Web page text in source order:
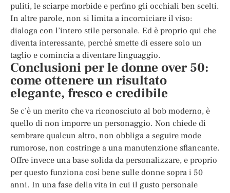
puliti, le sciarpe morbide e perfino gli occhiali ben scelti.
In altre parole, non si limita a incorniciare il viso:
dialoga con l’intero stile personale. Ed è proprio qui che
diventa interessante, perché smette di essere solo un
taglio e comincia a diventare linguaggio.
Conclusioni per le donne over 50:
come ottenere un risultato
elegante, fresco e credibile
Se c’è un merito che va riconosciuto al bob moderno, è
quello di non imporre un personaggio. Non chiede di
sembrare qualcun altro, non obbliga a seguire mode
rumorose, non costringe a una manutenzione sfiancante.
Offre invece una base solida da personalizzare, e proprio
per questo funziona così bene sulle donne sopra i 50
anni. In una fase della vita in cui il gusto personale